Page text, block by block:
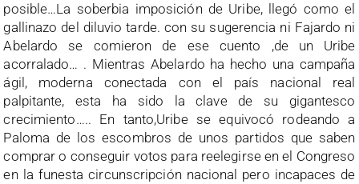
posible…La soberbia imposición de Uribe, llegó como el
gallinazo del diluvio tarde. con su sugerencia ni Fajardo ni
Abelardo se comieron de ese cuento ,de un Uribe
acorralado… . Mientras Abelardo ha hecho una campaña
ágil, moderna conectada con el país nacional real
palpitante, esta ha sido la clave de su gigantesco
crecimiento….. En tanto,Uribe se equivocó rodeando a
Paloma de los escombros de unos partidos que saben
comprar o conseguir votos para reelegirse en el Congreso
en la funesta circunscripción nacional pero incapaces de